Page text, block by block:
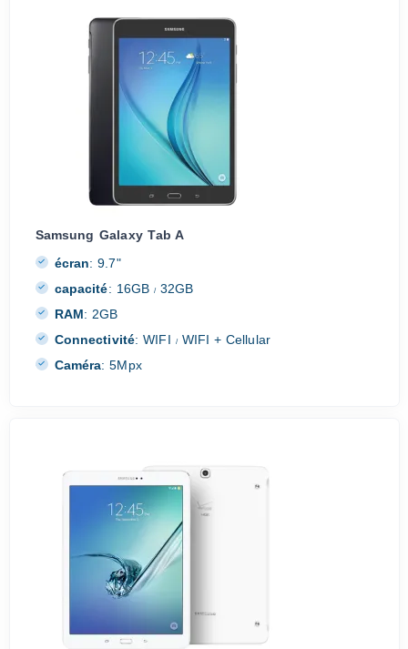
Samsung Galaxy Tab A
écran: 9.7"
capacité: 16GB/ 32GB
RAM: 2GB
Connectivité: WIFI /WIFI + Cellular
Caméra: 5Mpx